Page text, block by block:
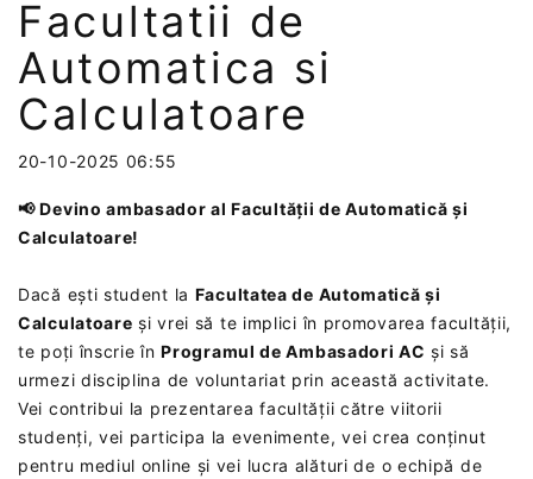
Facultatii de
Automatica si
Calculatoare
20-10-2025 06:55
📢 Devino ambasador al Facultății de Automatică și
Calculatoare!
Dacă ești student la Facultatea de Automatică și
Calculatoare și vrei să te implici în promovarea facultății,
te poți înscrie înProgramul de Ambasadori AC și să
urmezi disciplina de voluntariat prin această activitate.
Vei contribui la prezentarea facultății către viitorii
studenți, vei participa la evenimente, vei crea conținut
pentru mediul online și vei lucra alături de o echipă de